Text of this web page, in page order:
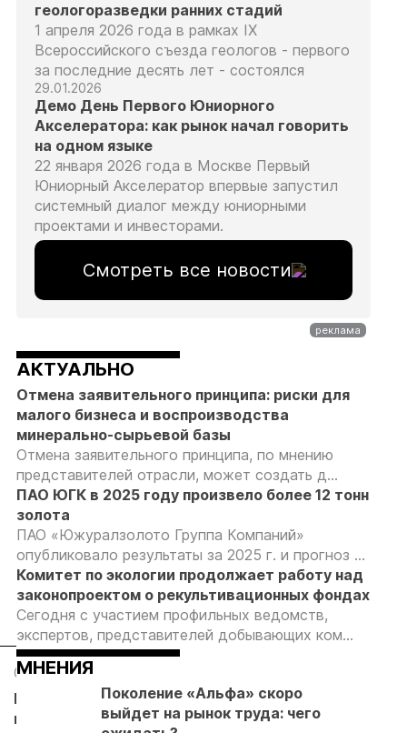
04.08.26
Кучное
выщелачивание
Суды
взыскали с
Акции
«Полюса»
геологоразведки ранних стадий
1 апреля 2026 года в рамках IX
Всероссийского съезда геологов - первого
за последние десять лет - состоялся
29.01.2026
Демо День Первого Юниорного
Акселератора: как рынок начал говорить
на одном языке
22 января 2026 года в Москве Первый
Юниорный Акселератор впервые запустил
системный диалог между юниорными
проектами и инвесторами.
Смотреть все новости
АКТУАЛЬНО
Отмена заявительного принципа: риски для
малого бизнеса и воспроизводства
минерально-сырьевой базы
Отмена заявительного принципа, по мнению
представителей отрасли, может создать д...
ПАО ЮГК в 2025 году произвело более 12 тонн
золота
ПАО «Южуралзолото Группа Компаний»
опубликовало результаты за 2025 г. и прогноз ...
Комитет по экологии продолжает работу над
законопроектом о рекультивационных фондах
Сегодня с участием профильных ведомств,
экспертов, представителей добывающих ком...
МНЕНИЯ
Поколение «Альфа» скоро
выйдет на рынок труда: чего